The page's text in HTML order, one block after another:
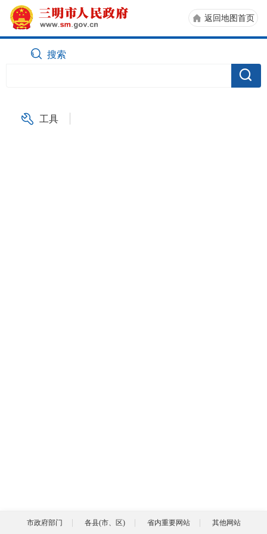
返回地图首页
搜索
工具
市政府部门 各县(市、区) 省内重要网站 其他网站